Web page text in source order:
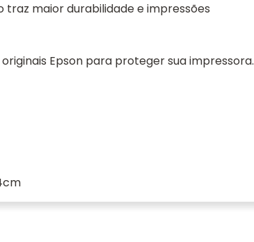
traz maior durabilidade e impressões
Epson para proteger sua impressora.